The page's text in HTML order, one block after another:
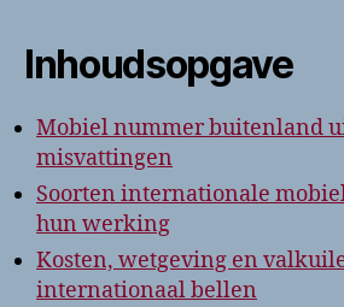
Inhoudsopgave
Mobiel nummer buitenland
misvattingen
Soorten internationale
hun werking
Kosten, wetgeving en
internationaal bellen